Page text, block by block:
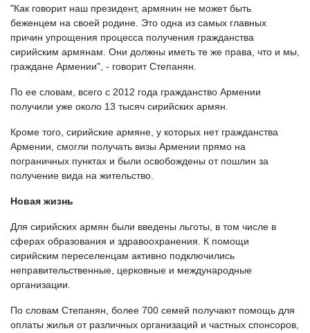
"Как говорит наш президент, армянин не может быть
беженцем на своей родине. Это одна из самых главных
причин упрощения процесса получения гражданства
сирийским армянам. Они должны иметь те же права, что и мы,
граждане Армении", - говорит Степанян.
По ее словам, всего с 2012 года гражданство Армении
получили уже около 13 тысяч сирийских армян.
Кроме того, сирийские армяне, у которых нет гражданства
Армении, смогли получать визы Армении прямо на
пограничных пунктах и были освобождены от пошлин за
получение вида на жительство.
Новая жизнь
Для сирийских армян были введены льготы, в том числе в
сферах образования и здравоохранения. К помощи
сирийским переселенцам активно подключились
неправительственные, церковные и международные
организации.
По словам Степанян, более 700 семей получают помощь для
оплаты жилья от различных организаций и частных спонсоров,